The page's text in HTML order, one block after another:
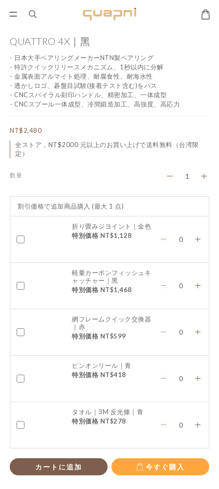
QUATTRO 4X｜黑
- 日本大手ベアリングメーカーNTN製ベアリング
- 特許クイックリリースメカニズム、1秒以内に分解
- 金属表面アルマイト処理、耐腐食性、耐海水性
- 透かしロゴ、碁盤目試験(接着テスト含む)をパス
- CNCスパイラル刻印ハンドル、精密加工、一体成型
- CNCスプール一体成型、冷間鍛造加工、高強度、高応力
NT$2,480
全ストア，NT$2000 元以上のお買い上げで送料無料（台湾限
定）
数量
割引価格で追加商品購入 (最大 1 点)
折り畳みジヨイント｜金色
特別価格 NT$1,128
軽量カーボンフィッシュキ
ャッチャー｜黑
特別価格 NT$1,468
網フレームクイック交換器
｜赤
特別価格 NT$599
ピンオンリール｜青
特別価格 NT$418
タオル｜3M 反光條｜青
特別価格 NT$278
カートに追加 今すぐ購入